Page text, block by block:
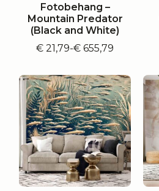
Fotobehang –
Mountain Predator
(Black and White)
€ 21,79-€ 655,79
Prijsklasse:
tot
€ 655,79